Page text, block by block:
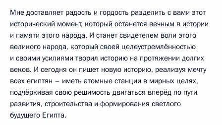
Мне доставляет радость и гордость разделить с вами этот
исторический момент, который останется вечным в истории
и памяти этого народа. И станет свидетелем воли этого
великого народа, который своей целеустремлённостью
и своими усилиями творил историю на протяжении долгих
веков. И сегодня он пишет новую историю, реализуя мечту
всех египтян – иметь атомные станции в мирных целях,
подчёркивая свою решимость двигаться вперёд по пути
развития, строительства и формирования светлого
будущего Египта.